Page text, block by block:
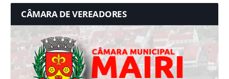
CÂMARA DE VEREADORES